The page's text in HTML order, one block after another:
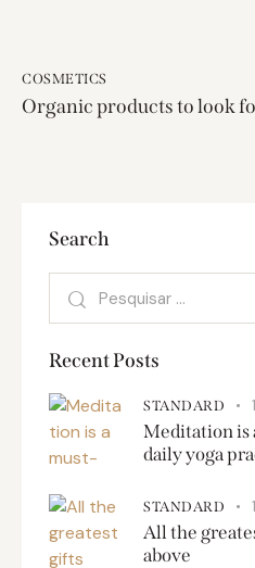
COSMETICS
Organic products to look
Search
Recent Posts
STANDARD
Meditation is
daily yoga
STANDARD
All the
above